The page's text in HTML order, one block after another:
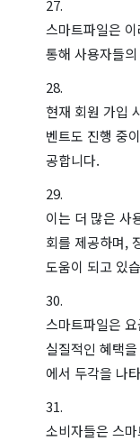
스마트파일은
통해 사용자들
현재 회원 가입
벤트도 진행 중
공합니다.
이는 더 많은 사
회를 제공하며,
도움이 되고 있
스마트파일은
실질적인 혜택
에서 두각을 나
소비자들은 스